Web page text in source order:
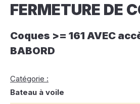
FERMETURE DE
Coques >= 161 AVEC
BABORD
Catégorie :
Bateau à voile